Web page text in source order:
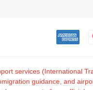
services (International
guidance, and